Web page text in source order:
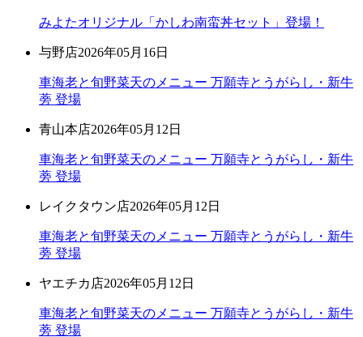
みよたオリジナル「かしわ南蛮丼セット」登場！
与野店2026年05月16日
車海老と旬野菜天のメニュー 万願寺とうがらし・新牛
蒡 登場
青山本店2026年05月12日
車海老と旬野菜天のメニュー 万願寺とうがらし・新牛
蒡 登場
レイクタウン店2026年05月12日
車海老と旬野菜天のメニュー 万願寺とうがらし・新牛
蒡 登場
ヤエチカ店2026年05月12日
車海老と旬野菜天のメニュー 万願寺とうがらし・新牛
蒡 登場